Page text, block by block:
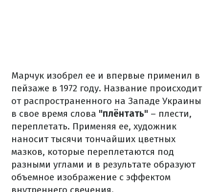
Марчук изобрел ее и впервые применил в
пейзаже в 1972 году. Название происходит
от распространенного на Западе Украины
в свое время слова "плёнтать" – плести,
переплетать. Применяя ее, художник
наносит тысячи тончайших цветных
мазков, которые переплетаются под
разными углами и в результате образуют
объемное изображение с эффектом